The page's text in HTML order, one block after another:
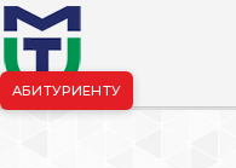
АБИТУРИЕНТУ